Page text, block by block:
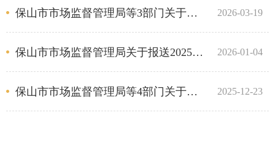
保山市市场监督管理局等3部门关于转发2026年云南省“名特优新”个体工商户贷款贴息实施方案的通知 2026-03-19
保山市市场监督管理局关于报送2025年度经营主体年报的通告 2026-01-04
保山市市场监督管理局等4部门关于转发开展劣质拖拉机等农机产品专项整治文件的通知 2025-12-23